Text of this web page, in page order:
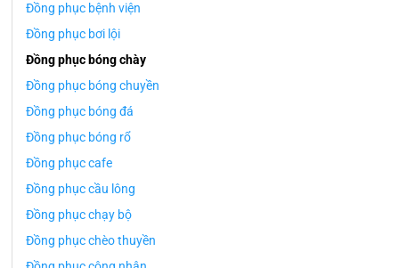
Đồng phục bệnh viện
Đồng phục bơi lội
Đồng phục bóng chày
Đồng phục bóng chuyền
Đồng phục bóng đá
Đồng phục bóng rổ
Đồng phục cafe
Đồng phục cầu lông
Đồng phục chạy bộ
Đồng phục chèo thuyền